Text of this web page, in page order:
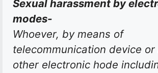
Sexual harassment by
modes-
Whoever, by means of
telecommunication device or
other electronic hode